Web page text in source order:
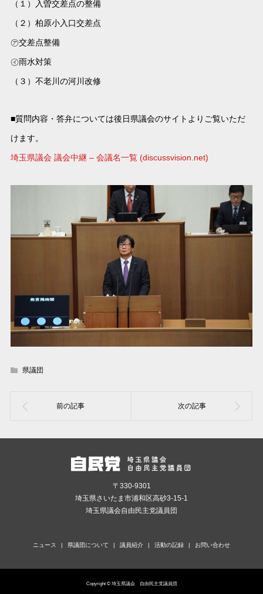
（１）入曽交差点の整備
（２）柏原小入口交差点
㋐交差点整備
㋑雨水対策
（３）不老川の河川改修
■質問内容・答弁については後日県議会のサイトよりご覧いただ
けます。
埼玉県議会 議会中継 – 会議名一覧 (discussvision.net)
県議団
〒330-9301
埼玉県さいたま市浦和区高砂3-15-1
埼玉県議会自由民主党議員団
ニュース 県議団について 議員紹介 活動の記録 お問い合わせ
Copyright © 埼玉県議会 自由民主党議員団